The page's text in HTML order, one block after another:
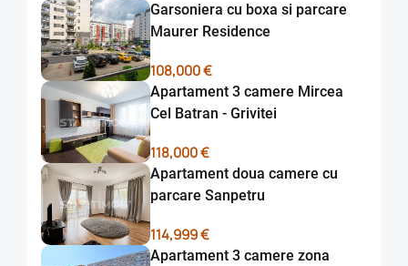
Garsoniera cu boxa si parcare
Maurer Residence
108,000 €
Apartament 3 camere Mircea
Cel Batran - Grivitei
118,000 €
Apartament doua camere cu
parcare Sanpetru
114,999 €
Apartament 3 camere zona